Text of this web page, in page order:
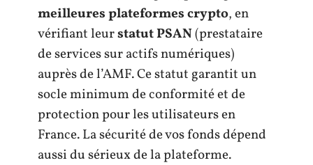
meilleures plateformes crypto, en
vérifiant leurstatut PSAN(prestataire
de services sur actifs numériques)
auprès de l’AMF. Ce statut garantit un
socle minimum de conformité et de
protection pour les utilisateurs en
France. La sécurité de vos fonds dépend
aussi du sérieux de la plateforme.